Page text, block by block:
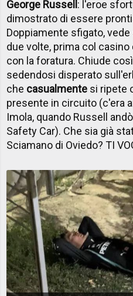
George Russell : l'eroe
dimostrato di essere
Doppiamente sfigato,
due volte, prima col
con la foratura. Chiude
sedendosi disperato
che casualmente si ripete
presente in circuito (c'era
Imola, quando Russell
Safety Car). Che sia già
Sciamano di Oviedo? TI